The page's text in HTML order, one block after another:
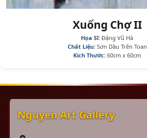
Xuống Chợ II
Họa Sĩ: Đặng Vũ Hà
Chất Liệu:Sơn Dầu Trên Toan
Kích Thước: 60cm x 60cm
Nguyen Art Gallery